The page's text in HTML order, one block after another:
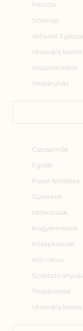
Pénztár
Sitemap
Vállalati
Várandós
Viszonteladók
Webáruház
Csecsemők
Egyéb
Fiatal felnőttek
Gyerekek
Időskorúak
Kisgyermekek
Középkorúak
Női ciklus
Szoptató
Tinédzserek
Várandós